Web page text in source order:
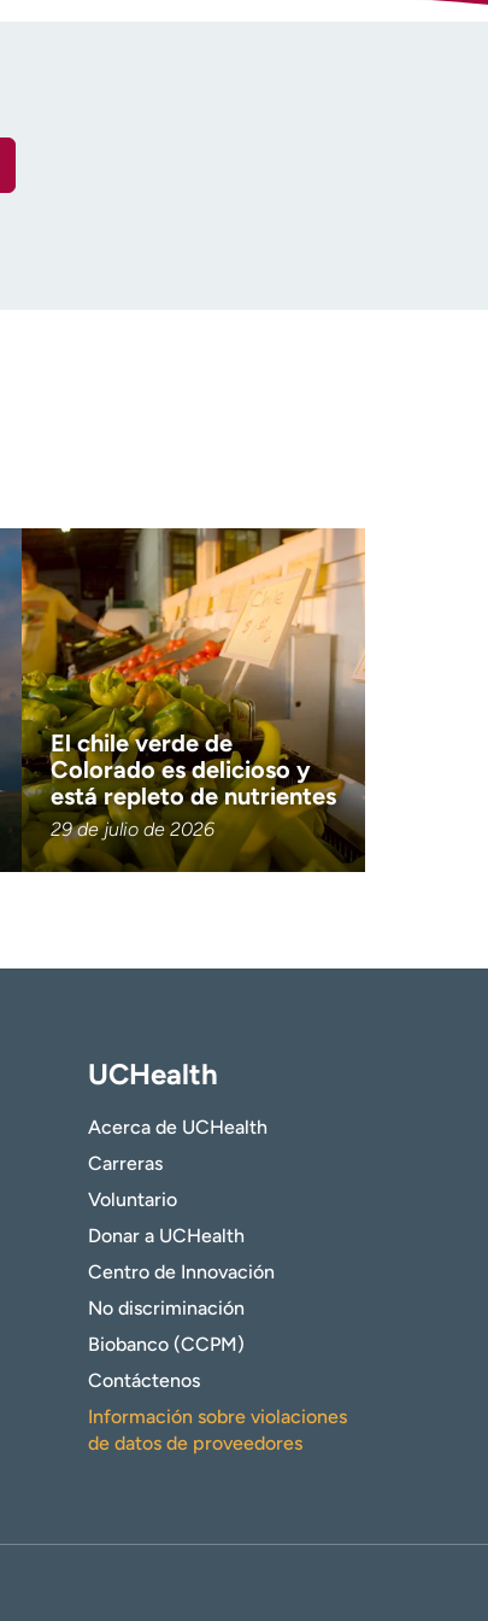
El chile verde de
Colorado es delicioso y
está repleto de nutrientes
29 de julio de 2026
UCHealth
Acerca de UCHealth
Carreras
Voluntario
Donar a UCHealth
Centro de Innovación
No discriminación
Biobanco (CCPM)
Contáctenos
Información sobre violaciones
de datos de proveedores